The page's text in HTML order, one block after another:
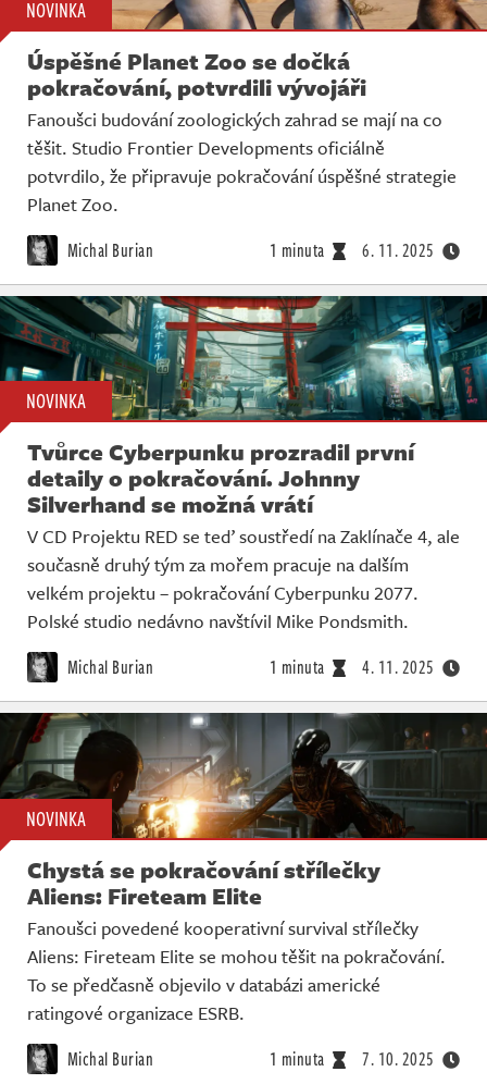
NOVINKA
Úspěšné Planet Zoo se dočká
pokračování, potvrdili vývojáři
Fanoušci budování zoologických zahrad se mají na co
těšit. Studio Frontier Developments oficiálně
potvrdilo, že připravuje pokračování úspěšné strategie
Planet Zoo.
Michal Burian 1 minuta 6. 11. 2025
NOVINKA
Tvůrce Cyberpunku prozradil první
detaily o pokračování. Johnny
Silverhand se možná vrátí
V CD Projektu RED se teď soustředí na Zaklínače 4, ale
současně druhý tým za mořem pracuje na dalším
velkém projektu – pokračování Cyberpunku 2077.
Polské studio nedávno navštívil Mike Pondsmith.
Michal Burian 1 minuta 4. 11. 2025
NOVINKA
Chystá se pokračování střílečky
Aliens: Fireteam Elite
Fanoušci povedené kooperativní survival střílečky
Aliens: Fireteam Elite se mohou těšit na pokračování.
To se předčasně objevilo v databázi americké
ratingové organizace ESRB.
Michal Burian 1 minuta 7. 10. 2025